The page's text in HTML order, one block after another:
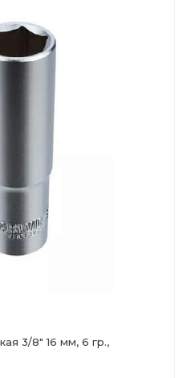
3/8" 16 мм, 6 гр.,